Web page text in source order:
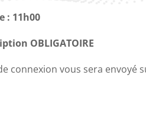
: 11h00
OBLIGATOIRE
connexion vous sera envoyé